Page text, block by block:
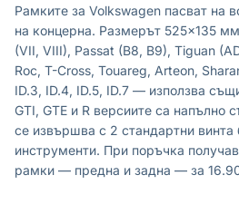
Рамките за Volkswagen пасват на
на концерна. Размерът 525×135
(VII, VIII), Passat (B8, B9), Tiguan
Roc, T-Cross, Touareg, Arteon,
ID.3, ID.4, ID.5, ID.7 — използва
GTI, GTE и R версиите са
се извършва с 2 стандартни винта
инструменти. При поръчка
рамки — предна и задна — за